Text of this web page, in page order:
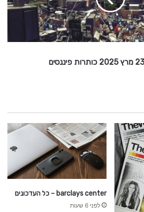
barclays center – כל העדכונים
לפני 6 שעות